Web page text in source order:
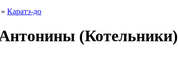
» Каратэ-до
(Котельники)